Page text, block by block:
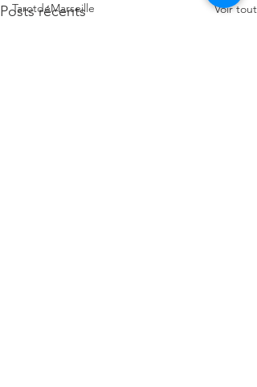
TarotdeMarseille
Posts récents Voir tout